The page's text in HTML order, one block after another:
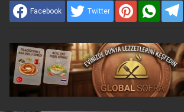
Facebook Twitter